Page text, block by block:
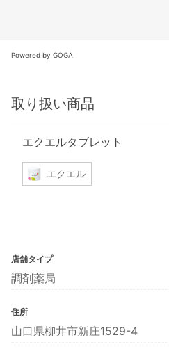
Powered by GOGA
取り扱い商品
エクエルタブレット
エクエル
店舗タイプ
調剤薬局
住所
山口県柳井市新庄1529-4